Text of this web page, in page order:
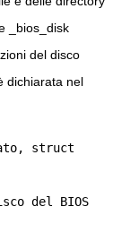
_bios_disk
del disco
dichiarata nel
struct
del BIOS